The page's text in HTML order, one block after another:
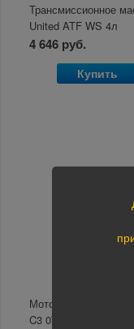
Трансмиссионное
United ATF WS 4л
4 646 руб.
Купить
Моторное масло
C3 0W-30 4л